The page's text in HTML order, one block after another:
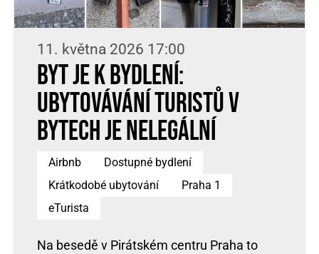
11. května 2026 17:00
Byt je k bydlení:
Ubytovávání turistů v
bytech je nelegální
Airbnb
Dostupné bydlení
Krátkodobé ubytování
Praha 1
eTurista
Na besedě v Pirátském centru Praha to